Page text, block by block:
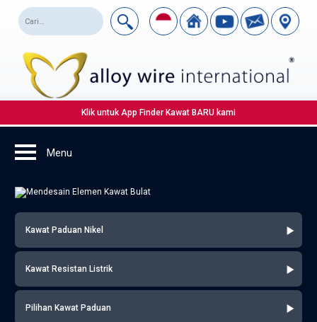
Klik untuk App Finder Kawat BARU kami
Kawat Paduan Nikel
Kawat Resistan Listrik
Pilihan Kawat Paduan